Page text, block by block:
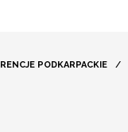
PODKARPACKIE /